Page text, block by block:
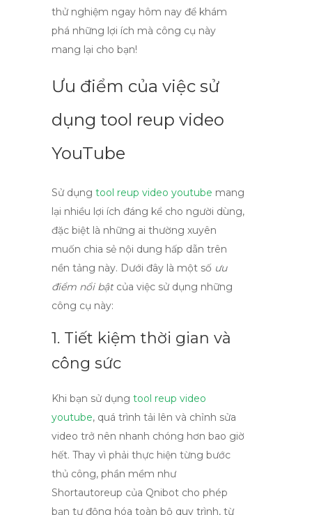
thử nghiệm ngay hôm nay để khám
phá những lợi ích mà công cụ này
mang lại cho bạn!
Ưu điểm của việc sử
dụng tool reup video
YouTube
Sử dụng tool reup video youtube mang
lại nhiều lợi ích đáng kể cho người dùng,
đặc biệt là những ai thường xuyên
muốn chia sẻ nội dung hấp dẫn trên
nền tảng này. Dưới đây là một số ưu
điểm nổi bậtcủa việc sử dụng những
công cụ này:
1. Tiết kiệm thời gian và
công sức
Khi bạn sử dụng tool reup video
youtube, quá trình tải lên và chỉnh sửa
video trở nên nhanh chóng hơn bao giờ
hết. Thay vì phải thực hiện từng bước
thủ công, phần mềm như
Shortautoreup của Qnibot cho phép
bạn tự động hóa toàn bộ quy trình, từ